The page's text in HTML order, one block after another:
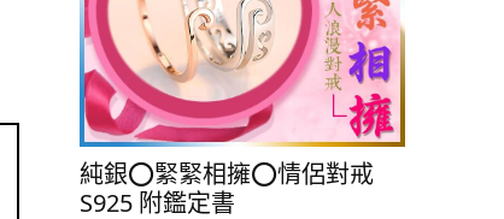
純銀⭕️緊緊相擁⭕️情侶對戒
S925 附鑑定書